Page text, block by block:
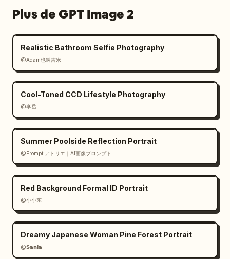
Plus de GPT Image 2
Realistic Bathroom Selfie Photography
@Adam也叫吉米
Cool-Toned CCD Lifestyle Photography
@李岳
Summer Poolside Reflection Portrait
@Prompt アトリエ｜AI画像プロンプト
Red Background Formal ID Portrait
@小小东
Dreamy Japanese Woman Pine Forest Portrait
@𝗦𝗮𝗻𝗶𝗮